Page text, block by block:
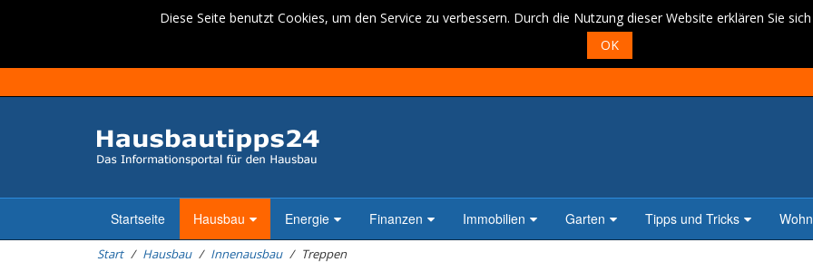
Diese Seite benutzt Cookies, um den Service zu verbessern. Durch die Nutzung dieser Website erklären Sie
OK
Startseite Hausbau Energie Finanzen Immobilien Garten Tipps und Tricks
Start Hausbau Innenausbau Treppen